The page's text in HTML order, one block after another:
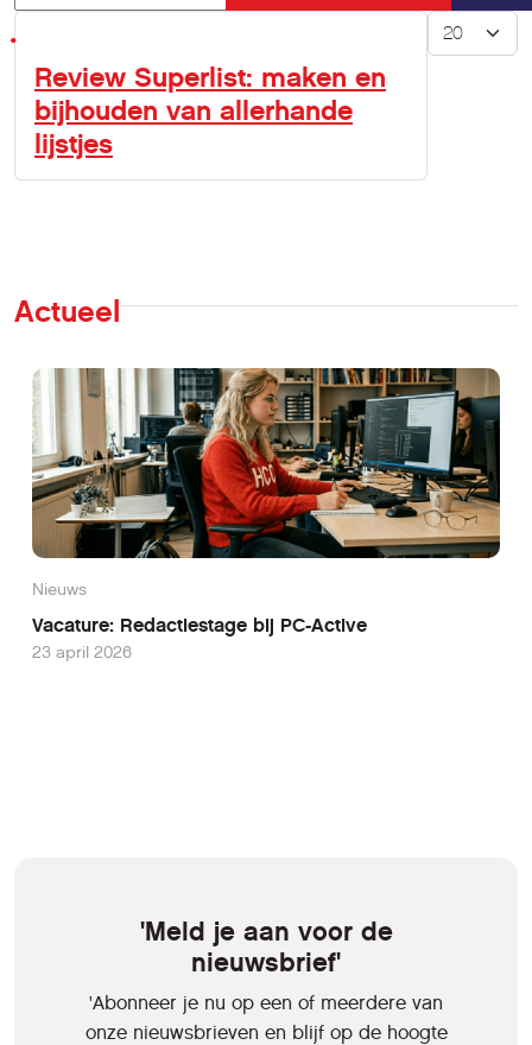
Toon #
Review Superlist: maken en
bijhouden van allerhande
lijstjes
Actueel
Nieuws
Vacature: Redactiestage bij PC-Active
23 april 2026
'Meld je aan voor de
nieuwsbrief'
'Abonneer je nu op een of meerdere van
onze nieuwsbrieven en blijf op de hoogte